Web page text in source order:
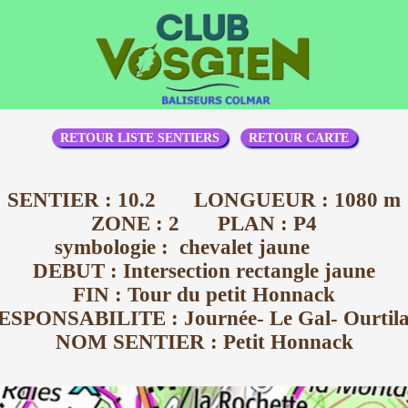
RETOUR LISTE SENTIERS RETOUR CARTE
SENTIER : 10.2 LONGUEUR : 1080 m
ZONE : 2 PLAN : P4
symbologie : chevalet jaune
DEBUT : Intersection rectangle jaune
FIN : Tour du petit Honnack
: Journée- Le Gal-
NOM SENTIER : Petit Honnack